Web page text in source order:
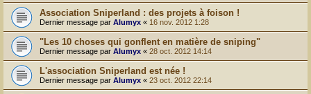
Association Sniperland : des projets à foison !
Dernier message par Alumyx « 16 nov. 2012 1:28
"Les 10 choses qui gonflent en matière de sniping"
Dernier message par Alumyx « 28 oct. 2012 14:14
L'association Sniperland est née !
Dernier message par Alumyx « 23 oct. 2012 22:14